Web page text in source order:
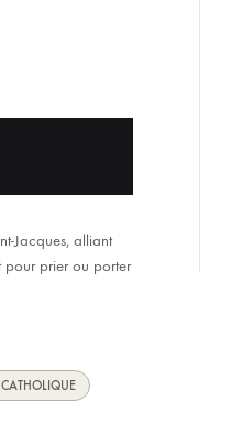
Jacques, alliant
pour prier ou porter